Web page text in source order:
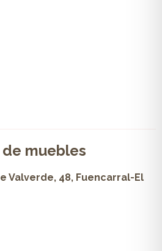
muebles
Valverde, 48, Fuencarral-El